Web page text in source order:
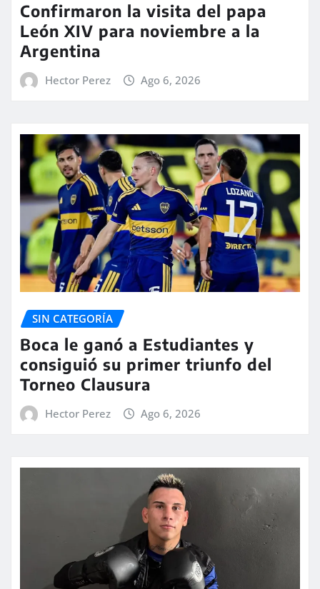
Confirmaron la visita del papa
León XIV para noviembre a la
Argentina
Hector Perez Ago 6, 2026
SIN CATEGORÍA
Boca le ganó a Estudiantes y
consiguió su primer triunfo del
Torneo Clausura
Hector Perez Ago 6, 2026